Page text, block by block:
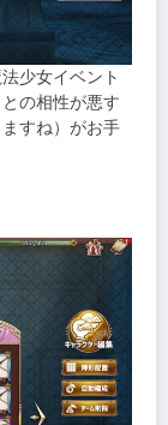
少女イベント
の相性が悪す
すね）がお手